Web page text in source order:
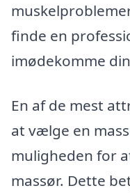
finde en
imødekomme
En af de mest
at vælge en
muligheden for
massør. Dette